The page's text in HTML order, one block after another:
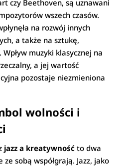
czy Beethoven, są uznawani
wszech czasów.
na rozwój innych
a także na sztukę,
muzyki klasycznej na
a jej wartość
pozostaje niezmieniona
wolności i
jazz a kreatywność to dwa
sobą współgrają. Jazz, jako